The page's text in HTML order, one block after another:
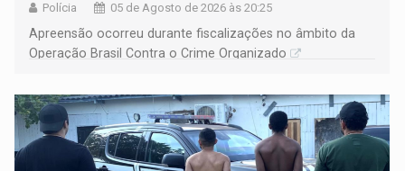
Polícia 05 de Agosto de 2026 às 20:25
Apreensão ocorreu durante fiscalizações no âmbito da
Operação Brasil Contra o Crime Organizado